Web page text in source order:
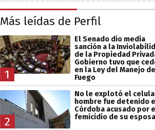
Más leídas de Perfil
1
El Senado dio media
sanción a la
de la Propiedad
Gobierno tuvo que
en la Ley del Manejo
Fuego
2
No le explotó el
hombre fue detenido
Córdoba acusado por
femicidio de su esposa